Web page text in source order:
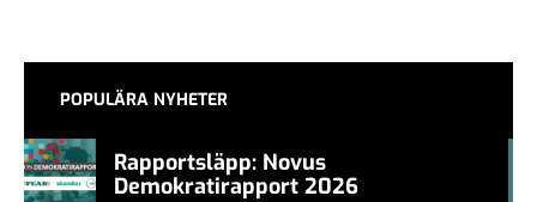
POPULÄRA NYHETER
Rapportsläpp: Novus
Demokratirapport 2026